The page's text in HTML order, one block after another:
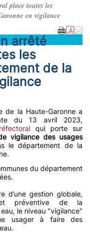
place toutes les
en vigilance
arrêté
les
de la
de la Haute-Garonne a
du 13 avril 2023,
qui porte sur
vigilance des usages
le département de la
du département
d’une gestion globale,
et préventive de la
le niveau "vigilance"
usager à faire des